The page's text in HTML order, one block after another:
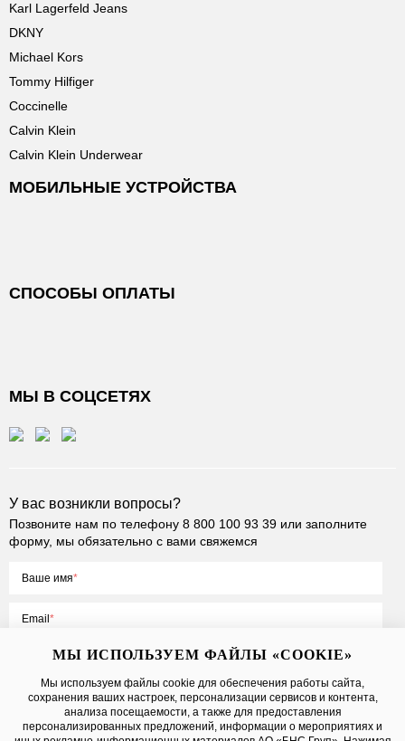
Karl Lagerfeld Jeans
DKNY
Michael Kors
Tommy Hilfiger
Coccinelle
Calvin Klein
Calvin Klein Underwear
МОБИЛЬНЫЕ УСТРОЙСТВА
СПОСОБЫ ОПЛАТЫ
МЫ В СОЦСЕТЯХ
У вас возникли вопросы?
Позвоните нам по телефону 8 800 100 93 39 или заполните
форму, мы обязательно с вами свяжемся
Ваше имя
Email
Нажимая на кнопку «Отправить», вы принимаете условияПубличной
оферты, даетесогласие на обработку персональных данных
МЫ ИСПОЛЬЗУЕМ ФАЙЛЫ «COOKIE»
Мы используем файлы cookie для обеспечения работы сайта,
сохранения ваших настроек, персонализации сервисов и контента,
анализа посещаемости, а также для предоставления
персонализированных предложений, информации о мероприятиях и